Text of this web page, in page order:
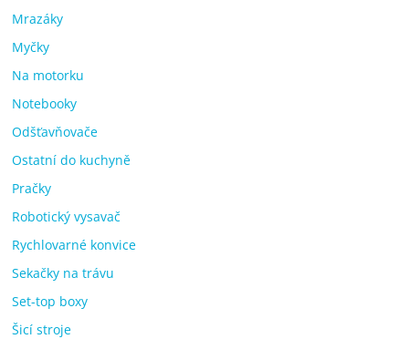
Mrazáky
Myčky
Na motorku
Notebooky
Odšťavňovače
Ostatní do kuchyně
Pračky
Robotický vysavač
Rychlovarné konvice
Sekačky na trávu
Set-top boxy
Šicí stroje